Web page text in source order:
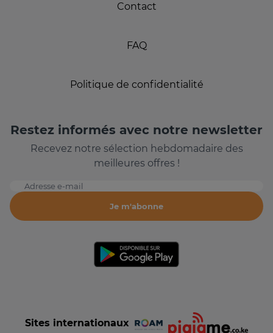
Contact
FAQ
Politique de confidentialité
Restez informés avec notre newsletter
Recevez notre sélection hebdomadaire des
meilleures offres !
Adresse e-mail
Je m'abonne
Sites internationaux